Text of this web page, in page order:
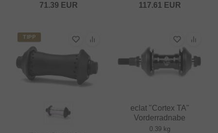
71.39 EUR 117.61 EUR
TIPP
eclat "Cortex TA"
Vorderradnabe
0.39 kg